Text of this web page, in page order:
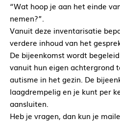
“Wat hoop je aan het einde
nemen?”.
Vanuit deze inventarisatie
verdere inhoud van het
De bijeenkomst wordt
vanuit hun eigen achtergrond
autisme in het gezin. De
laagdrempelig en je kunt per
aansluiten.
Heb je vragen, dan kun je